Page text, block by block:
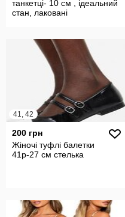
танкетці- 10 см , ідеальний
стан, лаковані
41, 42
200 грн
Жіночі туфлі балетки
41р-27 см стелька